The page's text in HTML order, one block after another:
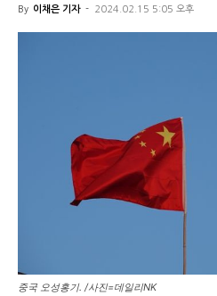
By 이채은 기자 - 2024.02.15 5:05 오후
중국 오성홍기. /사진=데일리NK